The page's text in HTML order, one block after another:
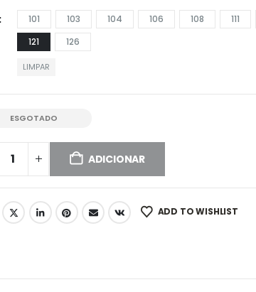
101 103 104 106 108 111
121
126
LIMPAR
ESGOTADO
ADICIONAR
ADD TO WISHLIST